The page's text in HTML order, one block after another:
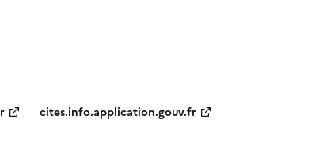
cites.info.application.gouv.fr